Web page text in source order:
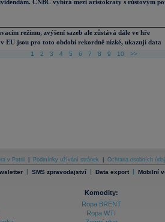
CNBC vybírá mezi aristokraty s růstovým
režimu, zvýšení sazeb ale zůstává dále ve hře
EU jsou pro toto období rekordně nízké, ukazují data
1 2 3 4 5 6 7 8 9 10 >>
v Patrii Podmínky užívání stránek Ochrana osobních
| SMS zpravodajství | Data export | Mobilní
Komodity:
Ropa BRENT
Ropa WTI